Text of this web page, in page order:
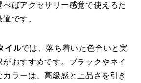
ばアクセサリー感覚で使えるた
です。
イルでは、落ち着いた色合いと実
がおすすめです。ブラックやネイ
カラーは、高級感と上品さを引き